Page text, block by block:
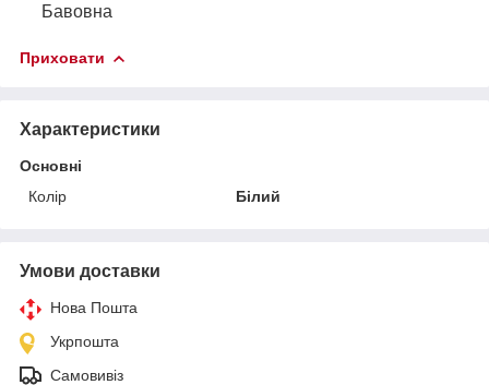
Бавовна
Приховати
Характеристики
Основні
Колір
Білий
Умови доставки
Нова Пошта
Укрпошта
Самовивіз